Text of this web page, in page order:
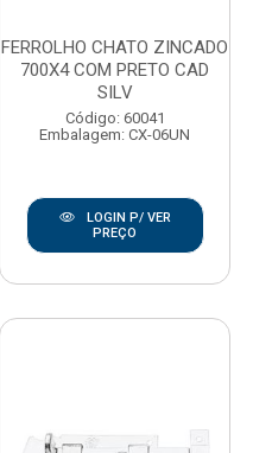
FERROLHO CHATO ZINCADO
700X4 COM PRETO CAD
SILV
Código: 60041
Embalagem: CX-06UN
LOGIN P/ VER
PREÇO